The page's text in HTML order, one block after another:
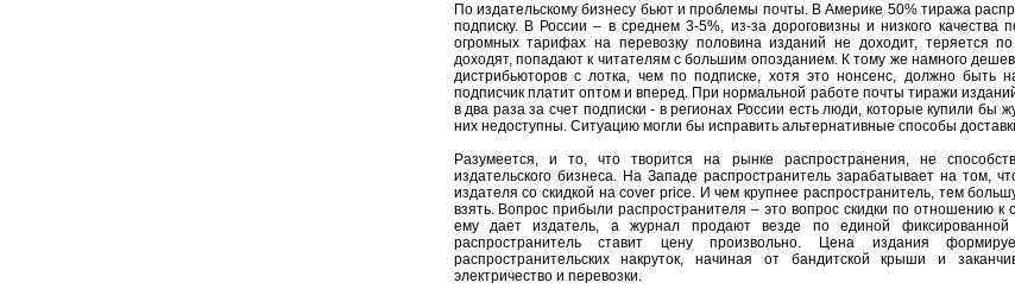
По издательскому бизнесу бьют и проблемы почты. В Америке 50% тиража
подписку. В России – в среднем 3-5%, из-за дороговизны и низкого качества
огромных тарифах на перевозку половина изданий не доходит, теряется
доходят, попадают к читателям с большим опозданием. К тому же намного
дистрибьюторов с лотка, чем по подписке, хотя это нонсенс, должно быть
подписчик платит оптом и вперед. При нормальной работе почты тиражи
в два раза за счет подписки - в регионах России есть люди, которые купили бы
них недоступны. Ситуацию могли бы исправить альтернативные способы
Разумеется, и то, что творится на рынке распространения, не
издательского бизнеса. На Западе распространитель зарабатывает на том,
издателя со скидкой на cover price. И чем крупнее распространитель, тем
взять. Вопрос прибыли распространителя – это вопрос скидки по отношению к
ему дает издатель, а журнал продают везде по единой фиксированной
распространитель ставит цену произвольно. Цена издания
распространительских накруток, начиная от бандитской крыши и
электричество и перевозки.